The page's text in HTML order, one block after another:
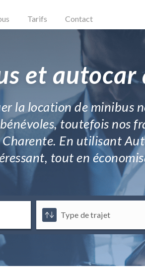
Tarifs Contact
et autocar
la location de minibus
toutefois nos
En utilisant
tout en